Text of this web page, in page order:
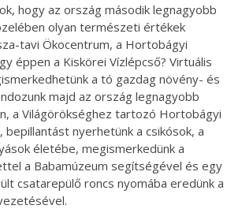
hogy az ország második legnagyobb
olyan természeti értékek
tavi Ökocentrum, a Hortobágyi
éppen a Kiskörei Vízlépcső? Virtuális
a tó gazdag növény- és
majd az ország legnagyobb
a Világörökséghez tartozó Hortobágyi
bepillantást nyerhetünk a csikósok, a
életébe, megismerkedünk a
a Babamúzeum segítségével és egy
csatarepülő roncs nyomába eredünk a